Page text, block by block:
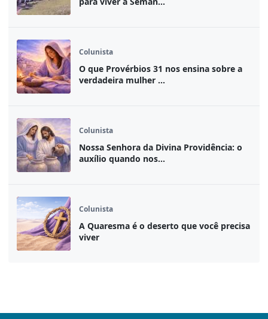
Colunista
O que Provérbios 31 nos ensina sobre a
verdadeira mulher ...
Colunista
Nossa Senhora da Divina Providência: o
auxílio quando nos...
Colunista
A Quaresma é o deserto que você precisa
viver